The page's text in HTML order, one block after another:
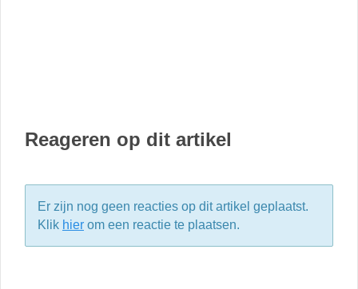
Reageren op dit artikel
Er zijn nog geen reacties op dit artikel geplaatst.
Klik hier om een reactie te plaatsen.